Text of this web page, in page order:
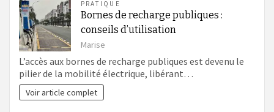
PRATIQUE
Bornes de recharge publiques :
conseils d’utilisation
Marise
L’accès aux bornes de recharge publiques est devenu le
pilier de la mobilité électrique, libérant…
Voir article complet